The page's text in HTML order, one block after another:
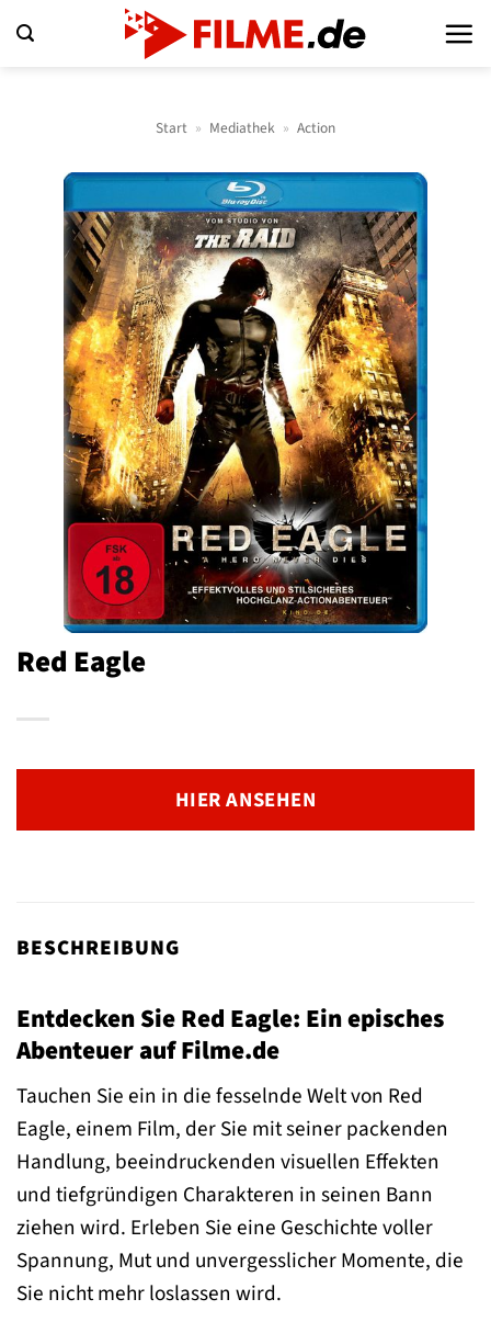
Inhalt
Start » Mediathek » Action
Red Eagle
HIER ANSEHEN
BESCHREIBUNG
Entdecken Sie Red Eagle: Ein episches
Abenteuer auf Filme.de
Tauchen Sie ein in die fesselnde Welt von Red
Eagle, einem Film, der Sie mit seiner packenden
Handlung, beeindruckenden visuellen Effekten
und tiefgründigen Charakteren in seinen Bann
ziehen wird. Erleben Sie eine Geschichte voller
Spannung, Mut und unvergesslicher Momente, die
Sie nicht mehr loslassen wird.